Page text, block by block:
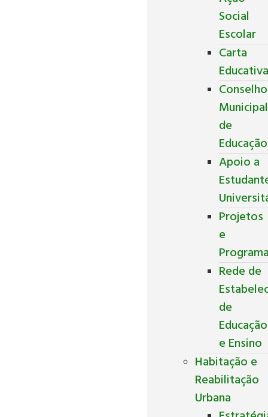
Social
Escolar
Carta
Conselho
Municipal
de
Educação
Apoio a
Projetos
e
Rede de
de
Educação
e Ensino
Habitação e
Reabilitação
Urbana